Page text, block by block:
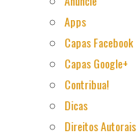
Apps
Capas Facebook
Capas Google+
Contribua!
Dicas
Direitos Autorais